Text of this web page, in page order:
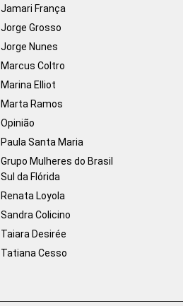
Jamari França
Jorge Grosso
Jorge Nunes
Marcus Coltro
Marina Elliot
Marta Ramos
Opinião
Paula Santa Maria
Grupo Mulheres do Brasil
Sul da Flórida
Renata Loyola
Sandra Colicino
Taiara Desirée
Tatiana Cesso